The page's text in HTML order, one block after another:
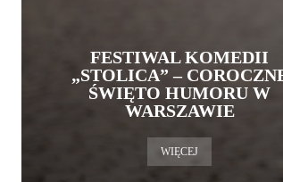
FESTIWAL KOMEDII
„STOLICA” –
ŚWIĘTO HUMORU W
WARSZAWIE
WIĘCEJ